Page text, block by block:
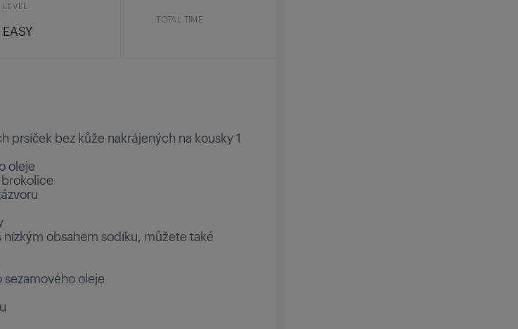
LEVEL
EASY
TOTAL TIME
prsíček bez kůže nakrájených na kousky 1
oleje
nízkým obsahem sodíku, můžete také
oleje